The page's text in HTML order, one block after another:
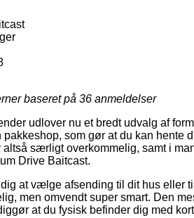
baseret på 36 anmeldelser
udlover nu et bredt udvalg af
som gør at du kan hente
altså særligt overkommelig, samt i
Drive Baitcast.
at vælge afsending til dit hus eller
men omvendt super smart. Den
at du fysisk befinder dig med